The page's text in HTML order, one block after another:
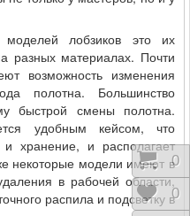
моделей лобзиков это их
разных материалах. Почти
возможность изменения
полотна. Большинство
быстрой смены полотна.
удобным кейсом, что
и хранение, и располагает
некоторые модели имеют в
в рабочей области,
распила и подсветку в
0
0